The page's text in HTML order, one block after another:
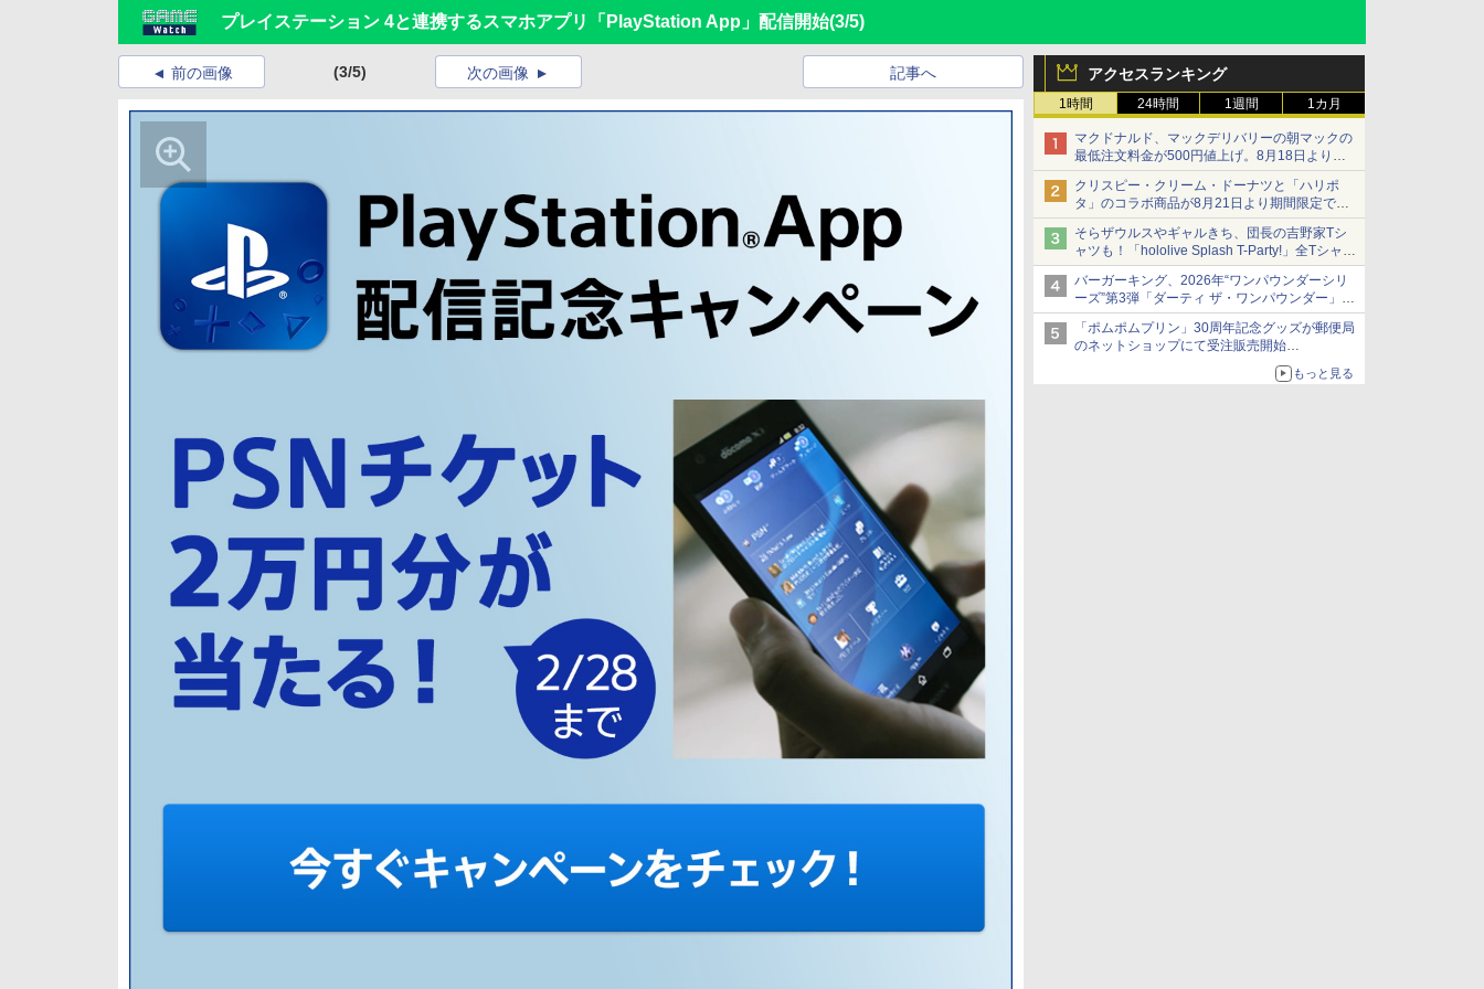
プレイステーション 4と連携するスマホアプリ「PlayStation App」配信開始(3/5)
アクセスランキング
1時間 24時間 1週間 1カ月
マクドナルド、マックデリバリーの朝マックの
最低注文料金が500円値上げ。8月18日より
1,500円から受付
クリスピー・クリーム・ドーナツと「ハリポ
タ」のコラボ商品が8月21日より期間限定で発
売
組分け帽子ドーナツなど見た目も楽しい商品が
登場
そらザウルスやギャルきち、団長の吉野家Tシ
ャツも！「hololive Splash T-Party!」全Tシャツ
ラインナップ公開＆オンライン販売開始
バーガーキング、2026年“ワンパウンダーシリ
ーズ”第3弾「ダーティ ザ・ワンパウンダー」を
8月7日発売
「特製ガーリックマヨソース」を使用した超大
型チーズバーガー
「ポムポムプリン」30周年記念グッズが郵便局
のネットショップにて受注販売開始
「おもちもちもちクッション」など今年だけの
もっと見る
前の画像 (3/5) 記事へ
次の画像